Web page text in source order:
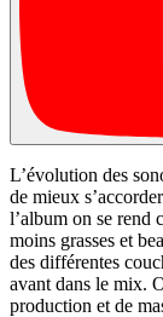
L’évolution des
de mieux
l’album on se rend
moins grasses et
des différentes
avant dans le mix.
production et de